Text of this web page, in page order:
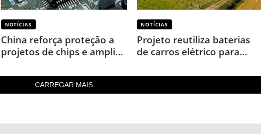
NOTÍCIAS
China reforça proteção a
projetos de chips e amplia
punições por cópias
NOTÍCIAS
Projeto reutiliza baterias
de carros elétrico para
garantir energia em áreas
rurais
CARREGAR MAIS